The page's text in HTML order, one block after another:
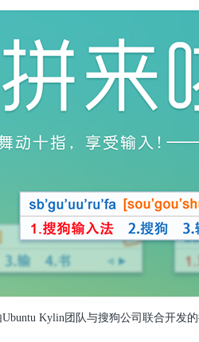
Kylin团队与搜狗公司联合开发